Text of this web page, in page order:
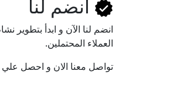
انضم لنا
انضم لنا اﻵن و ابدأ
العملاء المحتملين.
تواصل معنا الان و احصل